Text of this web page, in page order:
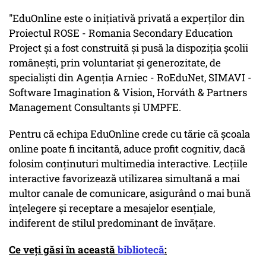
"EduOnline este o inițiativă privată a experților din
Proiectul ROSE - Romania Secondary Education
Project și a fost construită și pusă la dispoziția școlii
românești, prin voluntariat și generozitate, de
specialiști din Agenția Arniec - RoEduNet, SIMAVI -
Software Imagination & Vision, Horváth & Partners
Management Consultants și UMPFE.
Pentru că echipa EduOnline crede cu tărie că școala
online poate fi incitantă, aduce profit cognitiv, dacă
folosim conținuturi multimedia interactive. Lecțiile
interactive favorizează utilizarea simultană a mai
multor canale de comunicare, asigurând o mai bună
înțelegere și receptare a mesajelor esențiale,
indiferent de stilul predominant de învățare.
Ce veți găsi în aceastăbibliotecă: